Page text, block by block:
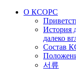
О КСОРС
История
далеко
Состав
서류